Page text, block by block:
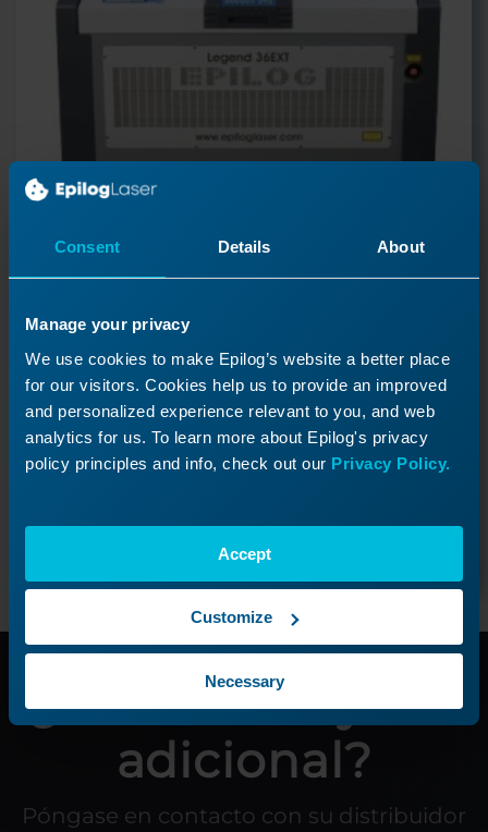
Consent Details About
Manage your privacy
We use cookies to make Epilog’s website a better place
for our visitors. Cookies help us to provide an improved
and personalized experience relevant to you, and web
analytics for us. To learn more about Epilog's privacy
policy principles and info, check out our Privacy Policy.
Accept
Customize
Necessary
Sustitución de la polea
reductora - Legend
Este artículo explica cómo sustituir la polea
reductora en el Legend .
Siguiente lección
¿Necesitas ayuda
adicional?
Póngase en contacto con su distribuidor